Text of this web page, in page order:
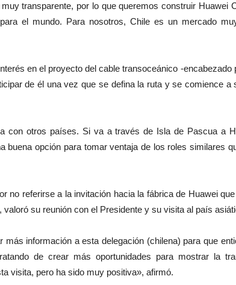
transparente, por lo que queremos construir Huawei
el mundo. Para nosotros, Chile es un mercado
en el proyecto del cable transoceánico -encabezado
de él una vez que se defina la ruta y se comience a
con otros países. Si va a través de Isla de Pascua a
buena opción para tomar ventaja de los roles similares
no referirse a la invitación hacia la fábrica de Huawei
valoró su reunión con el Presidente y su visita al país
más información a esta delegación (chilena) para que
de crear más oportunidades para mostrar la
visita, pero ha sido muy positiva», afirmó.